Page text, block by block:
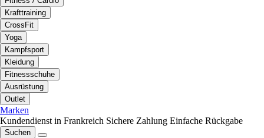
Krafttraining
CrossFit
Yoga
Kampfsport
Kleidung
Fitnessschuhe
Ausrüstung
Outlet
Marken
Kundendienst in Frankreich Sichere Zahlung Einfache Rückgabe
Suchen